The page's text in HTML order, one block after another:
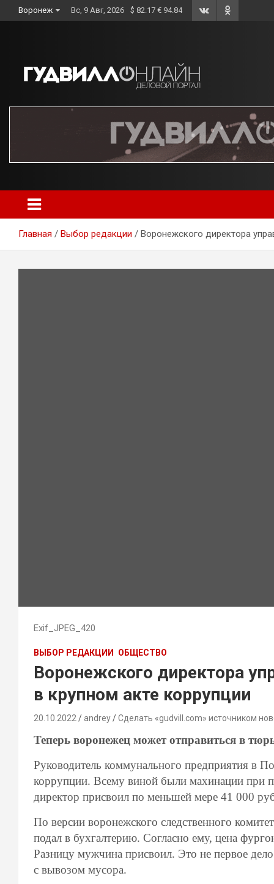
to
Воронеж Вс, 9 Авг, 2026 $ 82.17 € 94.84
Главная Выбор редакции Воронежского директора
Exif_JPEG_420
ВЫБОР РЕДАКЦИИ ОБЩЕСТВО
Воронежского директора
в крупном акте коррупции
20.10.2022 andrey Сделать «gudvill.com» источником
Теперь воронежец может отправиться в
Руководитель коммунального предприятия в
коррупции. Всему виной были махинации при
директор присвоил по меньшей мере 41 000
По версии воронежского следственного
подал в бухгалтерию. Согласно ему, цена
Разницу мужчина присвоил. Это не первое
с вывозом мусора.